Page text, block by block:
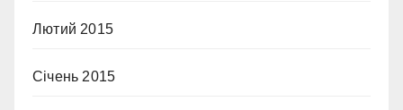
Лютий 2015
Січень 2015